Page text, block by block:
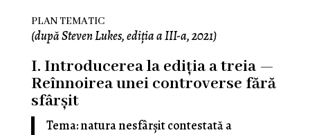
PLAN TEMATIC
(după Steven Lukes, ediția a III-a, 2021)
I. Introducerea la ediția a treia —
Reînnoirea unei controverse fără
sfârșit
Tema: natura nesfârșit contestată a